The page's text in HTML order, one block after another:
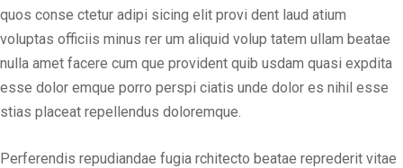
quos conse ctetur adipi sicing elit provi dent laud atium
voluptas officiis minus rer um aliquid volup tatem ullam beatae
nulla amet facere cum que provident quib usdam quasi expdita
esse dolor emque porro perspi ciatis unde dolor es nihil esse
stias placeat repellendus doloremque.
Perferendis repudiandae fugia rchitecto beatae reprederit vitae